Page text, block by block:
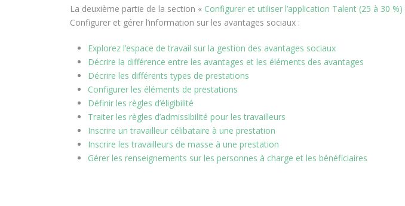
La deuxième partie de la section « Configurer et utiliser l’application Talent (25 à 30 %)
Configurer et gérer l’information sur les avantages sociaux :
Explorez l’espace de travail sur la gestion des avantages sociaux
Décrire la différence entre les avantages et les éléments des avantages
Décrire les différents types de prestations
Configurer les éléments de prestations
Définir les règles d’éligibilité
Traiter les règles d’admissibilité pour les travailleurs
Inscrire un travailleur célibataire à une prestation
Inscrire les travailleurs de masse à une prestation
Gérer les renseignements sur les personnes à charge et les bénéficiaires